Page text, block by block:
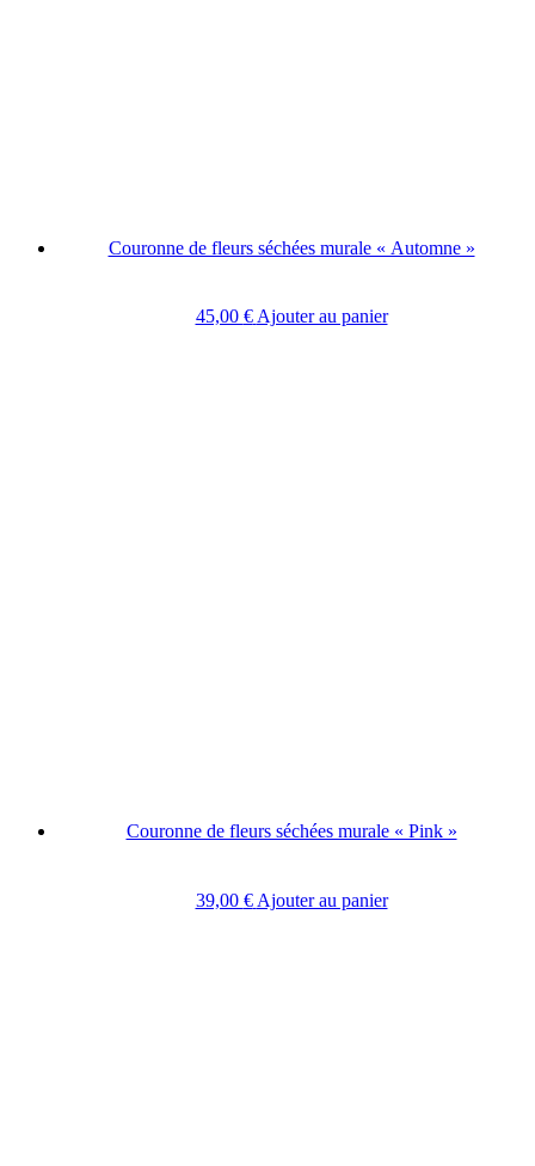
Couronne de fleurs séchées murale « Automne »
45,00 € Ajouter au panier
Couronne de fleurs séchées murale « Pink »
39,00 € Ajouter au panier